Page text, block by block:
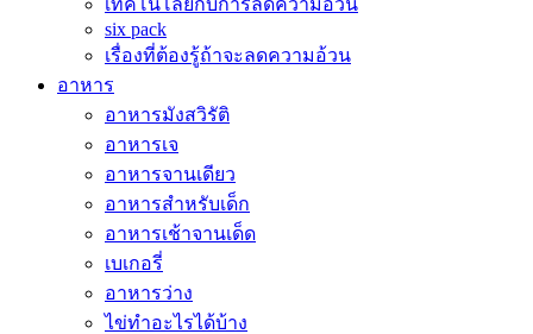
เทคโนโลยีกับการลดความอ้วน
six pack
เรื่องที่ต้องรู้ถ้าจะลดความอ้วน
อาหาร
อาหารมังสวิรัติ
อาหารเจ
อาหารจานเดียว
อาหารสำหรับเด็ก
อาหารเช้าจานเด็ด
เบเกอรี่
อาหารว่าง
ไข่ทำอะไรได้บ้าง